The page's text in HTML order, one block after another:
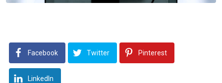
Facebook Twitter Pinterest
LinkedIn